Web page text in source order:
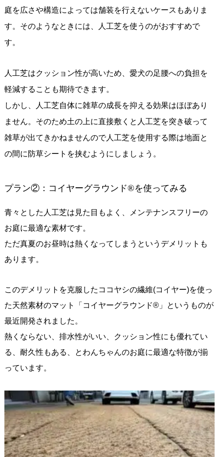
庭を広さや構造によっては舗装を行えないケースもありま
す。そのようなときには、人工芝を使うのがおすすめで
す。
人工芝はクッション性が高いため、愛犬の足腰への負担を
軽減することも期待できます。
しかし、人工芝自体に雑草の成長を抑える効果はほぼあり
ません。そのため土の上に直接敷くと人工芝を突き破って
雑草が出てきかねませんので人工芝を使用する際は地面と
の間に防草シートを挟むようにしましょう。
プラン②：コイヤーグラウンド®を使ってみる
青々とした人工芝は見た目もよく、メンテナンスフリーの
お庭に最適な素材です。
ただ真夏のお昼時は熱くなってしまうというデメリットも
あります。
このデメリットを克服したココヤシの繊維(コイヤー)を使っ
た天然素材のマット「コイヤーグラウンド®」というものが
最近開発されました。
熱くならない、排水性がいい、クッション性にも優れてい
る、耐久性もある、とわんちゃんのお庭に最適な特徴が揃
っています。